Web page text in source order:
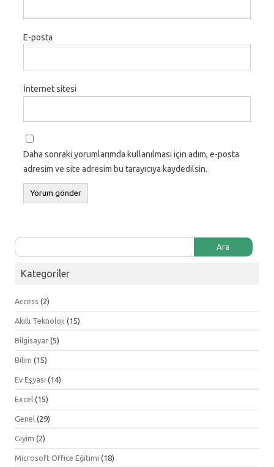
E-posta
İnternet sitesi
Daha sonraki yorumlarımda kullanılması için adım, e-posta
adresim ve site adresim bu tarayıcıya kaydedilsin.
Arama:
Kategoriler
Access (2)
Akıllı Teknoloji (15)
Bilgisayar (5)
Bilim (15)
Ev Eşyası (14)
Excel (15)
Genel (29)
Giyim (2)
Microsoft Office Eğitimi (18)